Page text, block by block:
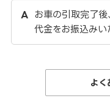
お車の引取完了
代金をお振込みい
よく